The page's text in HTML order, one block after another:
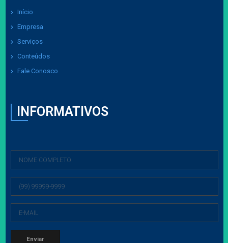
Início
Empresa
Serviços
Conteúdos
Fale Conosco
INFORMATIVOS